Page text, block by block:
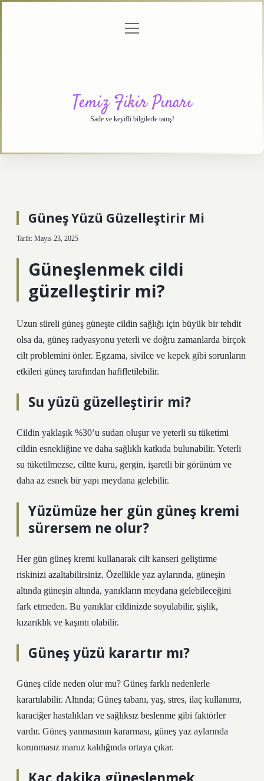
menüyü
Temiz Fikir Pınarı
Sade ve keyifli bilgilerle tanış!
Güneş Yüzü Güzelleştirir Mi
Tarih: Mayıs 23, 2025
Güneşlenmek cildi
güzelleştirir mi?
Uzun süreli güneş güneşte cildin sağlığı için büyük bir tehdit
olsa da, güneş radyasyonu yeterli ve doğru zamanlarda birçok
cilt problemini önler. Egzama, sivilce ve kepek gibi sorunların
etkileri güneş tarafından hafifletilebilir.
Su yüzü güzelleştirir mi?
Cildin yaklaşık %30’u sudan oluşur ve yeterli su tüketimi
cildin esnekliğine ve daha sağlıklı katkıda bulunabilir. Yeterli
su tüketilmezse, ciltte kuru, gergin, işaretli bir görünüm ve
daha az esnek bir yapı meydana gelebilir.
Yüzümüze her gün güneş kremi
sürersem ne olur?
Her gün güneş kremi kullanarak cilt kanseri geliştirme
riskinizi azaltabilirsiniz. Özellikle yaz aylarında, güneşin
altında güneşin altında, yanıkların meydana gelebileceğini
fark etmeden. Bu yanıklar cildinizde soyulabilir, şişlik,
kızarıklık ve kaşıntı olabilir.
Güneş yüzü karartır mı?
Güneş cilde neden olur mu? Güneş farklı nedenlerle
karartılabilir. Altında; Güneş tabanı, yaş, stres, ilaç kullanımı,
karaciğer hastalıkları ve sağlıksız beslenme gibi faktörler
vardır. Güneş yanmasının kararması, güneş yaz aylarında
korunmasız maruz kaldığında ortaya çıkar.